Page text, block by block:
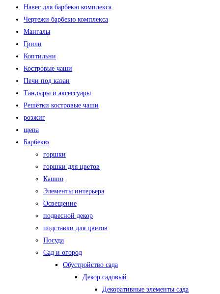
Навес для барбекю комплекса
Чертежи барбекю комплекса
Мангалы
Грили
Коптильни
Костровые чаши
Печи под казан
Тандыры и аксессуары
Решётки костровые чаши
розжиг
щепа
Барбекю
горшки
горшки для цветов
Кашпо
Элементы интерьера
Освещение
подвесной декор
подставки для цветов
Посуда
Сад и огород
Обустройство сада
Декор садовый
Декоративные элементы сада